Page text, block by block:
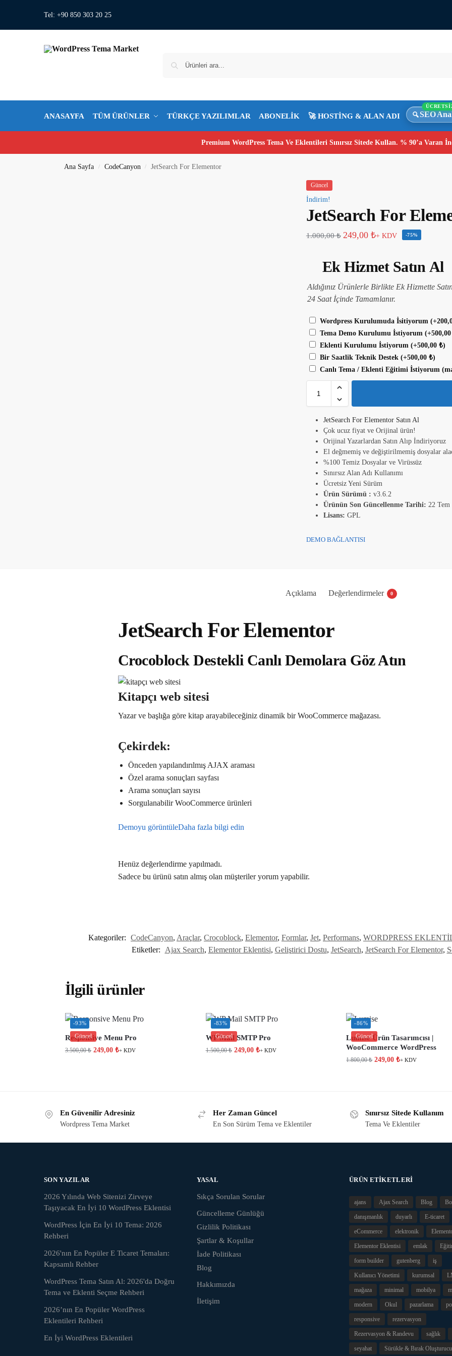
Tel: +90 850 303 20 25
ANASAYFA TÜM ÜRÜNLER TÜRKÇE YAZILIMLAR ABONELİK 🚀 HOSTİNG & ALAN ADI SEO
Premium WordPress Tema Ve Eklentileri Sınırsız Sitede Kullan. % 90’a Varan
Ana Sayfa / CodeCanyon / JetSearch For Elementor
Güncel
İndirim!
JetSearch For
1.000,00₺ 249,00 ₺+ KDV -75%
Ek Hizmet Satın Al
Aldığınız Ürünlerle Birlikte Ek Hizmette
24 Saat İçinde Tamamlanır.
Wordpress Kurulumuda İsitiyorum (+
Tema Demo Kurulumu İstiyorum (+
Eklenti Kurulumu İstiyorum (+500,00 ₺)
Bir Saatlik Teknik Destek (+500,00 ₺)
Canlı Tema / Eklenti Eğitimi İstiyorum
JetSearch For Elementor Satın Al
Çok ucuz fiyat ve Orijinal ürün!
Orijinal Yazarlardan Satın Alıp İndiriyoruz
El değmemiş ve değiştirilmemiş dosyalar
%100 Temiz Dosyalar ve Virüssüz
Sınırsız Alan Adı Kullanımı
Ücretsiz Yeni Sürüm
Ürün Sürümü : v3.6.2
Ürünün Son Güncellenme Tarihi: 22 Tem
Lisans: GPL
DEMO BAĞLANTISI
Açıklama Değerlendirmeler 0
JetSearch For Elementor
Crocoblock Destekli Canlı Demolara Göz Atın
Kitapçı web sitesi
Yazar ve başlığa göre kitap arayabileceğiniz dinamik bir WooCommerce mağazası.
Çekirdek:
Önceden yapılandırılmış AJAX araması
Özel arama sonuçları sayfası
Arama sonuçları sayısı
Sorgulanabilir WooCommerce ürünleri
Demoyu görüntüleDaha fazla bilgi edin
Henüz değerlendirme yapılmadı.
Sadece bu ürünü satın almış olan müşteriler yorum yapabilir.
Kategoriler: CodeCanyon, Araçlar, Crocoblock, Elementor, Formlar, Jet, Performans, WORDPRESS
Etiketler: Ajax Search, Elementor Eklentisi, Geliştirici Dostu, JetSearch, JetSearch For Elementor,
İlgili ürünler
-93%
Güncel
Responsive Menu Pro
3.500,00₺ 249,00 ₺+ KDV
-83%
Güncel
WP Mail SMTP Pro
1.500,00₺ 249,00 ₺+ KDV
-86%
Güncel
Lumise Ürün Tasarımcısı |
WooCommerce WordPress
1.800,00₺ 249,00₺+ KDV
En Güvenilir Adresiniz
Wordpress Tema Market
Her Zaman Güncel
En Son Sürüm Tema ve Eklentiler
Sınırsız Sitede Kullanım
Tema Ve Eklentiler
SON YAZILAR
2026 Yılında Web Sitenizi Zirveye
Taşıyacak En İyi 10 WordPress Eklentisi
WordPress İçin En İyi 10 Tema: 2026
Rehberi
2026'nın En Popüler E Ticaret Temaları:
Kapsamlı Rehber
WordPress Tema Satın Al: 2026'da Doğru
Tema ve Eklenti Seçme Rehberi
2026’nın En Popüler WordPress
Eklentileri Rehberi
En İyi WordPress Eklentileri
YASAL
Sıkça Sorulan Sorular
Güncelleme Günlüğü
Gizlilik Politikası
Şartlar & Koşullar
İade Politikası
Blog
Hakkımızda
İletişim
ÜRÜN ETIKETLERI
ajans Ajax Search Blog
danışmanlık duyarlı E-ticaret
eCommerce elektronik
Elementor Eklentisi emlak
form builder gutenberg iş
Kullanıcı Yönetimi kurumsal
mağaza minimal mobilya
modern Okul pazarlama
responsive rezervasyon
Rezervasyon & Randevu sağlık
seyahat Sürükle & Bırak Oluşturucu